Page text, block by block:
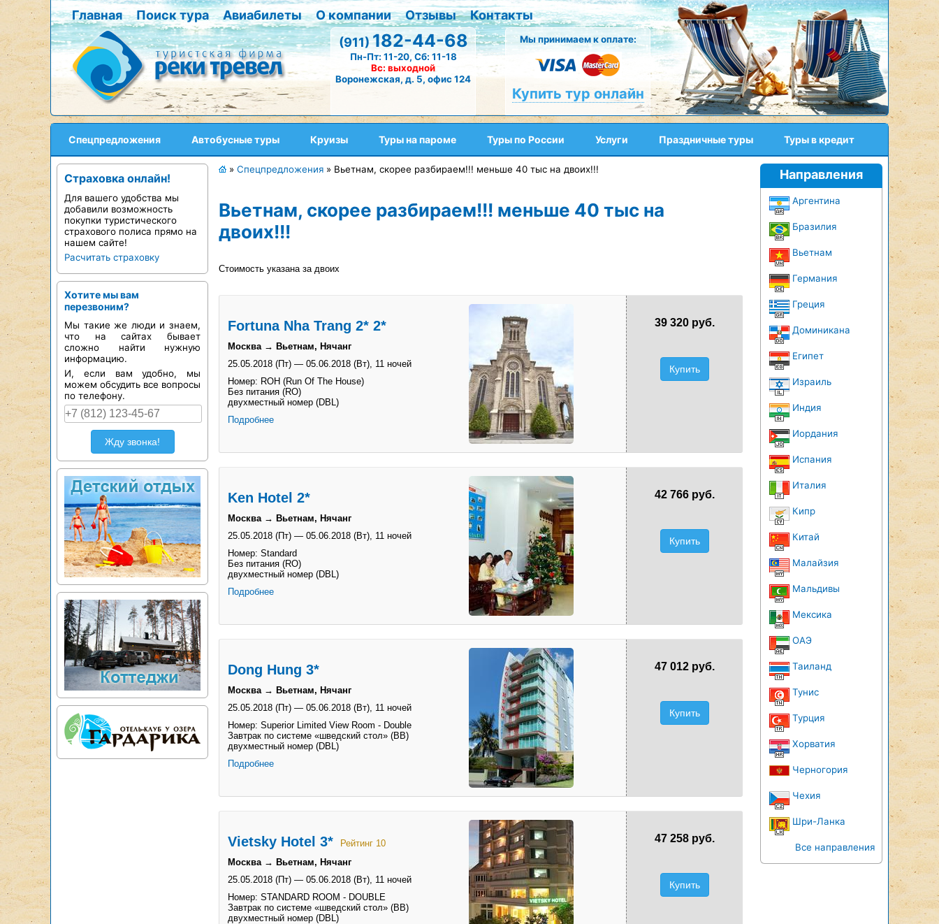
Главная Поиск тура Авиабилеты О компании Отзывы
Контакты
(911)182-44-68
Пн-Пт: 11-20, Сб: 11-18
Вс: выходной
Воронежская, д. 5, офис 124
Мы принимаем к оплате:
Купить тур онлайн
Спецпредложения Автобусные туры Круизы Туры на пароме Туры по России Услуги Праздничные туры Туры в кредит
Страховка онлайн!
Для вашего удобства мы
добавили возможность
покупки туристического
страхового полиса прямо на
нашем сайте!
Расчитать страховку
Хотите мы вам
перезвоним?
Мы такие же люди и знаем,
что на сайтах бывает
сложно найти нужную
информацию.
И, если вам удобно, мы
можем обсудить все вопросы
по телефону.
Жду звонка!
» Спецпредложения » Вьетнам, скорее разбираем!!! меньше 40 тыс на двоих!!!
Вьетнам, скорее разбираем!!! меньше 40 тыс на
двоих!!!
Стоимость указана за двоих
Fortuna Nha Trang 2* 2*
Москва → Вьетнам, Нячанг
25.05.2018 (Пт) — 05.06.2018 (Вт), 11 ночей
Номер: ROH (Run Of The House)
Без питания (RO)
двухместный номер (DBL)
Подробнее
39 320 руб.
Купить
Ken Hotel 2*
Москва → Вьетнам, Нячанг
25.05.2018 (Пт) — 05.06.2018 (Вт), 11 ночей
Номер: Standard
Без питания (RO)
двухместный номер (DBL)
Подробнее
42 766 руб.
Купить
Dong Hung 3*
Москва → Вьетнам, Нячанг
25.05.2018 (Пт) — 05.06.2018 (Вт), 11 ночей
Номер: Superior Limited View Room - Double
Завтрак по системе «шведский стол» (BB)
двухместный номер (DBL)
Подробнее
47 012 руб.
Купить
Vietsky Hotel 3*
Рейтинг 10
Москва → Вьетнам, Нячанг
25.05.2018 (Пт) — 05.06.2018 (Вт), 11 ночей
Номер: STANDARD ROOM - DOUBLE
Завтрак по системе «шведский стол» (BB)
двухместный номер (DBL)
47 258 руб.
Купить
Направления
Аргентина
Бразилия
Вьетнам
Германия
Греция
Доминикана
Египет
Израиль
Индия
Иордания
Испания
Италия
Кипр
Китай
Малайзия
Мальдивы
Мексика
ОАЭ
Таиланд
Тунис
Турция
Хорватия
Черногория
Чехия
Шри-Ланка
Все направления